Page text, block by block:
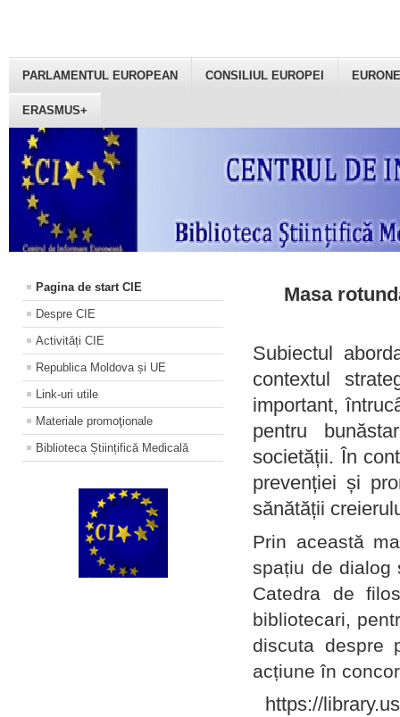
PARLAMENTUL EUROPEAN CONSILIUL EUROPEI
ERASMUS+
Pagina de start CIE
Despre CIE
Activități CIE
Republica Moldova și UE
Link-uri utile
Materiale promoţionale
Biblioteca Științifică Medicală
Masa
Subiectul
contextul
important,
pentru
societății. În
prevenției și
sănătății
Prin această
spațiu de dialog
Catedra de
bibliotecari,
discuta despre
acțiune în
https://